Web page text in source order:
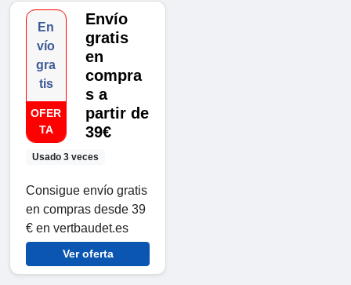
En
vío
gra
tis
OFER
TA
Usado 3 veces
Envío
gratis
en
compra
s a
partir de
39€
Consigue envío gratis
en compras desde 39
€ en vertbaudet.es
Ver oferta